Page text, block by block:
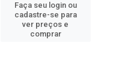
Faça seu login ou
cadastre-se para
ver preços e
comprar